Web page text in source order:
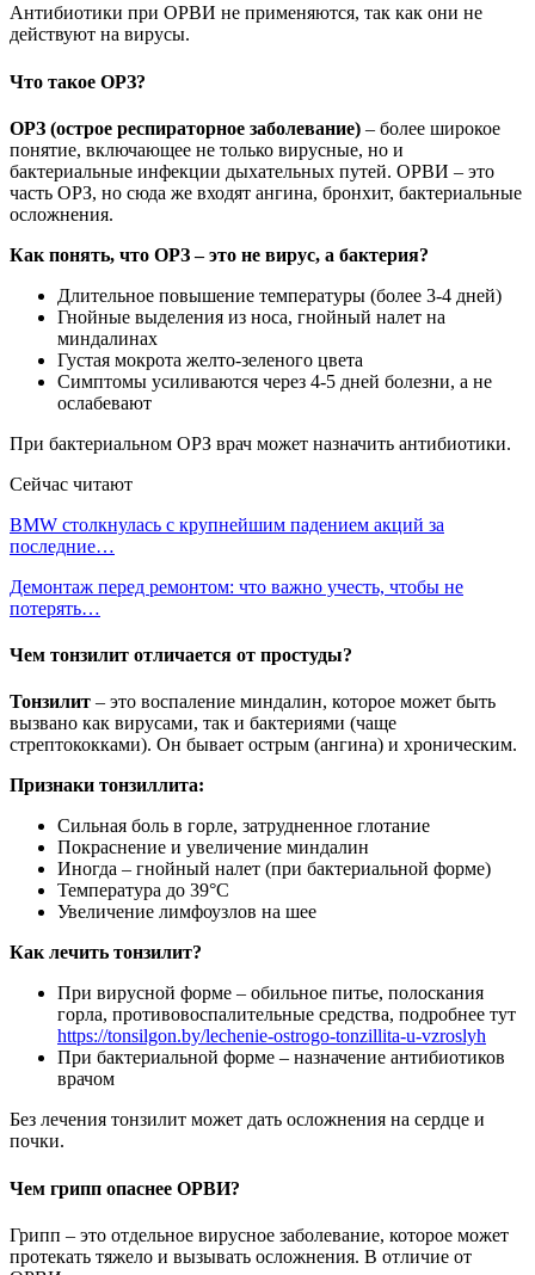
Антибиотики при ОРВИ не применяются, так как они не
действуют на вирусы.
Что такое ОРЗ?
ОРЗ (острое респираторное заболевание) – более широкое
понятие, включающее не только вирусные, но и
бактериальные инфекции дыхательных путей. ОРВИ – это
часть ОРЗ, но сюда же входят ангина, бронхит, бактериальные
осложнения.
Как понять, что ОРЗ – это не вирус, а бактерия?
Длительное повышение температуры (более 3-4 дней)
Гнойные выделения из носа, гнойный налет на
миндалинах
Густая мокрота желто-зеленого цвета
Симптомы усиливаются через 4-5 дней болезни, а не
ослабевают
При бактериальном ОРЗ врач может назначить антибиотики.
Сейчас читают
BMW столкнулась с крупнейшим падением акций за
последние…
Демонтаж перед ремонтом: что важно учесть, чтобы не
потерять…
Чем тонзилит отличается от простуды?
Тонзилит – это воспаление миндалин, которое может быть
вызвано как вирусами, так и бактериями (чаще
стрептококками). Он бывает острым (ангина) и хроническим.
Признаки тонзиллита:
Сильная боль в горле, затрудненное глотание
Покраснение и увеличение миндалин
Иногда – гнойный налет (при бактериальной форме)
Температура до 39°C
Увеличение лимфоузлов на шее
Как лечить тонзилит?
При вирусной форме – обильное питье, полоскания
горла, противовоспалительные средства, подробнее тут
https://tonsilgon.by/lechenie-ostrogo-tonzillita-u-vzroslyh
При бактериальной форме – назначение антибиотиков
врачом
Без лечения тонзилит может дать осложнения на сердце и
почки.
Чем грипп опаснее ОРВИ?
Грипп – это отдельное вирусное заболевание, которое может
протекать тяжело и вызывать осложнения. В отличие от